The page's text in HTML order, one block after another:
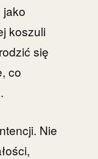
jako
koszuli
się
co
Nie